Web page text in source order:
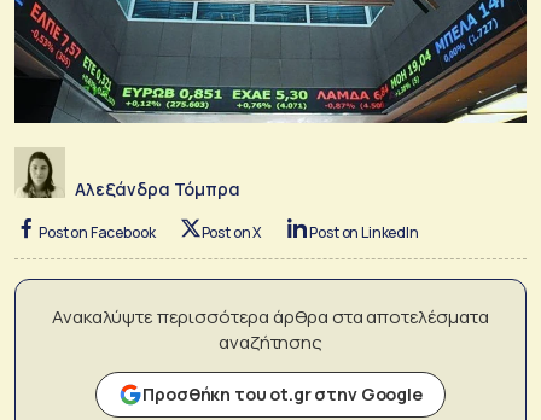
Αλεξάνδρα Τόμπρα
Post on Facebook Post on X Post on LinkedIn
Ανακαλύψτε περισσότερα άρθρα στα αποτελέσματα
αναζήτησης
Προσθήκη του ot.gr στην Google